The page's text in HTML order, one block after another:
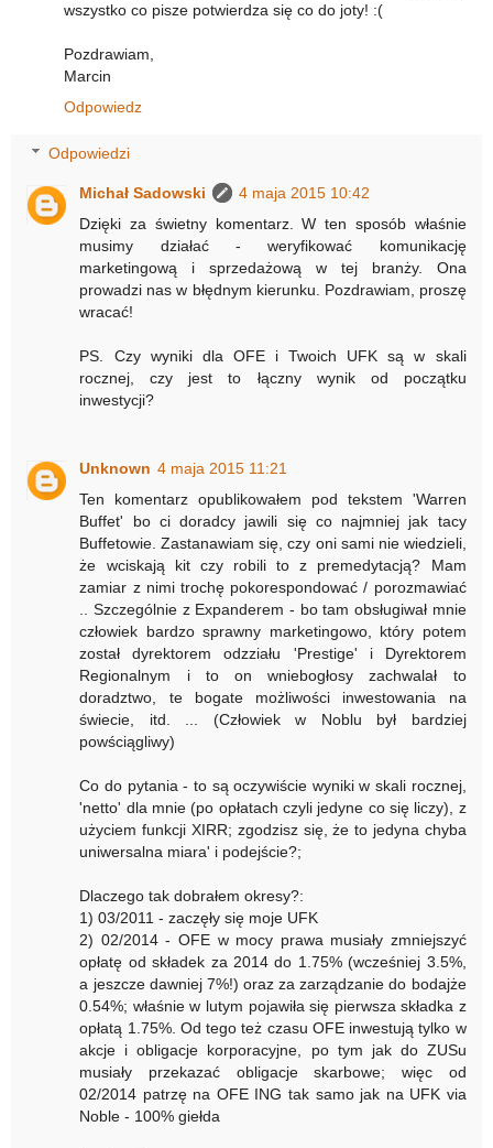
wszystko co pisze potwierdza się co do joty! :(
Pozdrawiam,
Marcin
Odpowiedz
Odpowiedzi
Michał Sadowski
4 maja 2015 10:42
Dzięki za świetny komentarz. W ten sposób właśnie
musimy działać - weryfikować komunikację
marketingową i sprzedażową w tej branży. Ona
prowadzi nas w błędnym kierunku. Pozdrawiam, proszę
wracać!
PS. Czy wyniki dla OFE i Twoich UFK są w skali
rocznej, czy jest to łączny wynik od początku
inwestycji?
Unknown 4 maja 2015 11:21
Ten komentarz opublikowałem pod tekstem 'Warren
Buffet' bo ci doradcy jawili się co najmniej jak tacy
Buffetowie. Zastanawiam się, czy oni sami nie wiedzieli,
że wciskają kit czy robili to z premedytacją? Mam
zamiar z nimi trochę pokorespondować / porozmawiać
.. Szczególnie z Expanderem - bo tam obsługiwał mnie
człowiek bardzo sprawny marketingowo, który potem
został dyrektorem odzziału 'Prestige' i Dyrektorem
Regionalnym i to on wniebogłosy zachwalał to
doradztwo, te bogate możliwości inwestowania na
świecie, itd. ... (Człowiek w Noblu był bardziej
powściągliwy)
Co do pytania - to są oczywiście wyniki w skali rocznej,
'netto' dla mnie (po opłatach czyli jedyne co się liczy), z
użyciem funkcji XIRR; zgodzisz się, że to jedyna chyba
uniwersalna miara' i podejście?;
Dlaczego tak dobrałem okresy?:
1) 03/2011 - zaczęły się moje UFK
2) 02/2014 - OFE w mocy prawa musiały zmniejszyć
opłatę od składek za 2014 do 1.75% (wcześniej 3.5%,
a jeszcze dawniej 7%!) oraz za zarządzanie do bodajże
0.54%; właśnie w lutym pojawiła się pierwsza składka z
opłatą 1.75%. Od tego też czasu OFE inwestują tylko w
akcje i obligacje korporacyjne, po tym jak do ZUSu
musiały przekazać obligacje skarbowe; więc od
02/2014 patrzę na OFE ING tak samo jak na UFK via
Noble - 100% giełda